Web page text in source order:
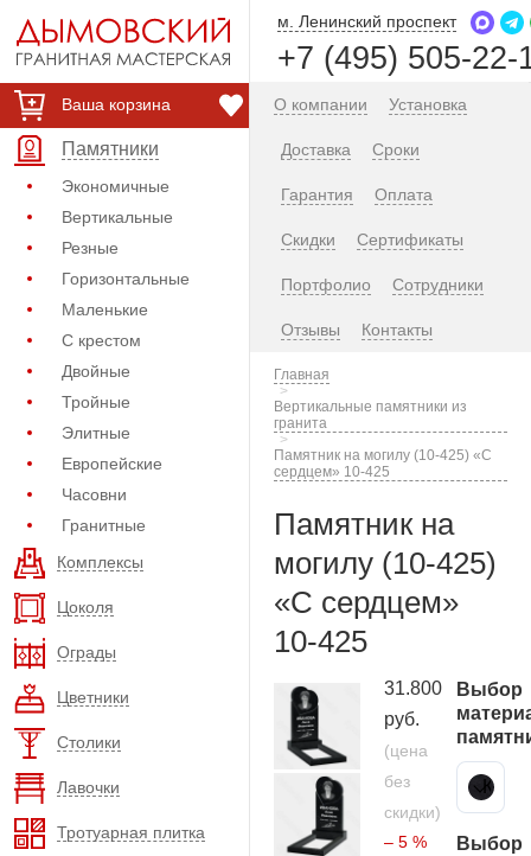
Ваша корзина
Памятники
Экономичные
Вертикальные
Резные
Горизонтальные
Маленькие
С крестом
Двойные
Тройные
Элитные
Европейские
Часовни
Гранитные
Комплексы
Цоколя
Ограды
Цветники
Столики
Лавочки
Тротуарная плитка
м. Ленинский проспект
+7 (495) 505-22-
О компании Установка
Доставка Сроки
Гарантия Оплата
Скидки Сертификаты
Портфолио Сотрудники
Отзывы Контакты
Главная
Вертикальные памятники из
гранита
Памятник на могилу (10-425) «С
сердцем» 10-425
Памятник на
могилу (10-425)
«С сердцем»
10-425
31.800
руб.
(цена
без
скидки)
– 5 %
Выбор
Карельский гранит
Выбор